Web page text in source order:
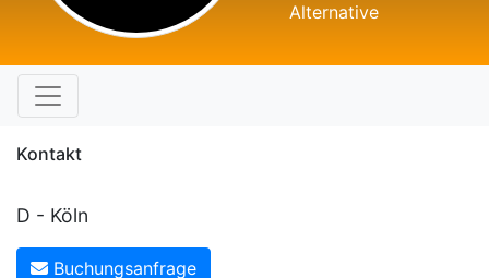
Alternative
Kontakt
D - Köln
Buchungsanfrage